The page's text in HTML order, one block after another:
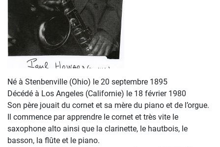
Né à Stenbenville (Ohio) le 20 septembre 1895
Décédé à Los Angeles (Californie) le 18 février 1980
Son père jouait du cornet et sa mère du piano et de l’orgue.
Il commence par apprendre le cornet et très vite le
saxophone alto ainsi que la clarinette, le hautbois, le
basson, la flûte et le piano.